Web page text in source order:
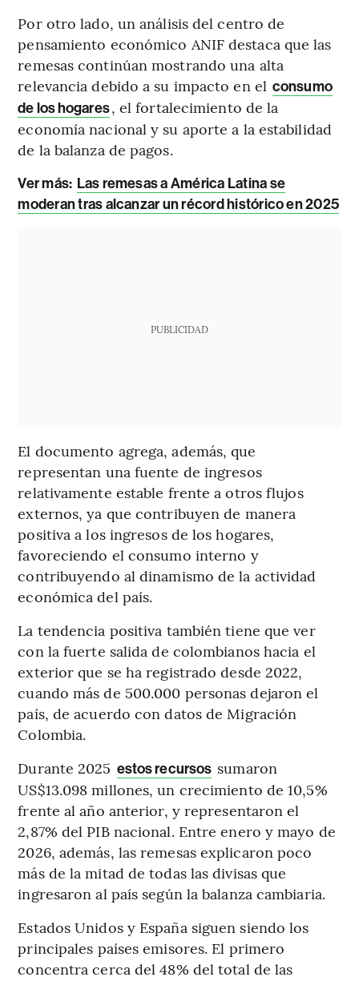
Por otro lado, un análisis del centro de
pensamiento económico ANIF destaca que las
remesas continúan mostrando una alta
relevancia debido a su impacto en el consumo
de los hogares, el fortalecimiento de la
economía nacional y su aporte a la estabilidad
de la balanza de pagos.
Ver más: Las remesas a América Latina se
moderan tras alcanzar un récord histórico en 2025
PUBLICIDAD
El documento agrega, además, que
representan una fuente de ingresos
relativamente estable frente a otros flujos
externos, ya que contribuyen de manera
positiva a los ingresos de los hogares,
favoreciendo el consumo interno y
contribuyendo al dinamismo de la actividad
económica del país.
La tendencia positiva también tiene que ver
con la fuerte salida de colombianos hacia el
exterior que se ha registrado desde 2022,
cuando más de 500.000 personas dejaron el
país, de acuerdo con datos de Migración
Colombia.
Durante 2025 estos recursos sumaron
US$13.098 millones, un crecimiento de 10,5%
frente al año anterior, y representaron el
2,87% del PIB nacional. Entre enero y mayo de
2026, además, las remesas explicaron poco
más de la mitad de todas las divisas que
ingresaron al país según la balanza cambiaria.
Estados Unidos y España siguen siendo los
principales países emisores. El primero
concentra cerca del 48% del total de las